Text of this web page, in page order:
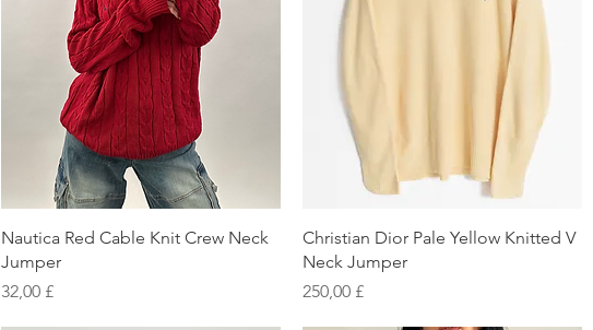
Schnellansicht
Nautica Red Cable Knit Crew Neck
Jumper
Preis
32,00 £
Schnellansicht
Christian Dior Pale Yellow Knitted V
Neck Jumper
Preis
250,00 £